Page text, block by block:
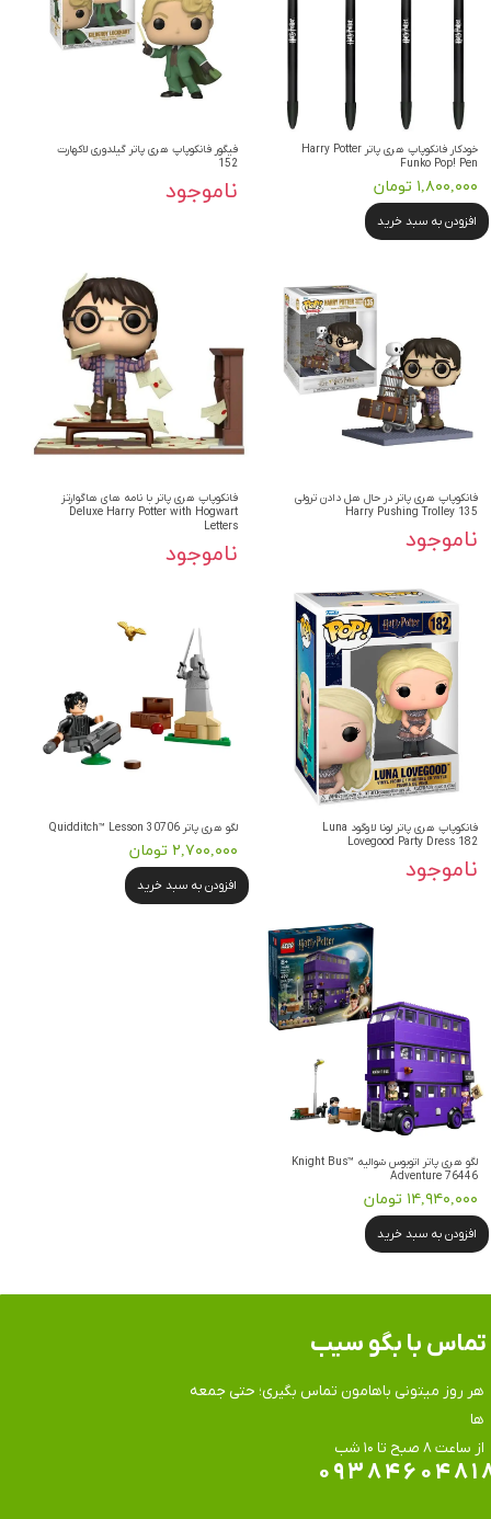
خودکار فانکوپاپ هری پاتر Harry Potter
Funko Pop! Pen
۱,۸۰۰,۰۰۰ تومان
افزودن به سبد خرید
فیگور فانکوپاپ هری پاتر گیلدوری لاکهارت
152
ناموجود
فانکوپاپ هری پاتر در حال هل دادن ترولی
Harry Pushing Trolley 135
ناموجود
فانکوپاپ هری پاتر با نامه های هاگوارتز
Deluxe Harry Potter with Hogwart
Letters
ناموجود
فانکوپاپ هری پاتر لونا لاوگود Luna
Lovegood Party Dress 182
ناموجود
لگو هری پاتر Quidditch™ Lesson 30706
۲,۷۰۰,۰۰۰ تومان
افزودن به سبد خرید
لگو هری پاتر اتوبوس شوالیه Knight Bus™
Adventure 76446
۱۴,۹۴۰,۰۰۰ تومان
افزودن به سبد خرید
هر روز میتونی باهامون تماس بگیری؛ حتی جمعه
ها
​​​​​​​از ساعت ۸ صبح تا ۱۰ شب
تماس​​​​​​​ با بگو سیب